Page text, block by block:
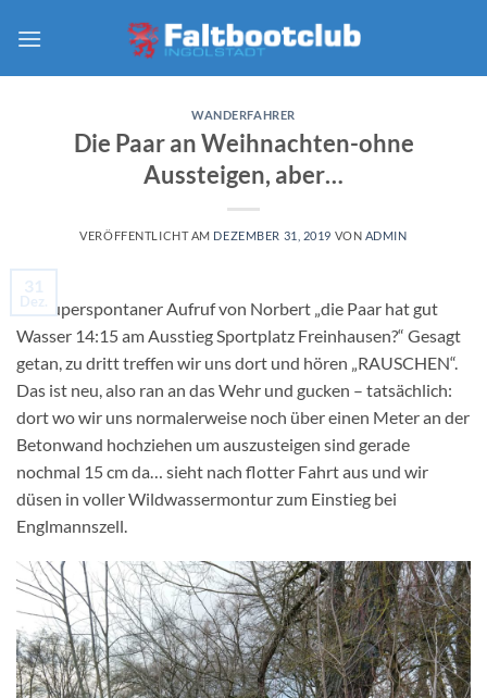
Inhalt
WANDERFAHRER
Die Paar an Weihnachten-ohne
Aussteigen, aber…
VERÖFFENTLICHT AM DEZEMBER 31, 2019 VON ADMIN
31
Dez.
Ein superspontaner Aufruf von Norbert „die Paar hat gut
Wasser 14:15 am Ausstieg Sportplatz Freinhausen?“ Gesagt
getan, zu dritt treffen wir uns dort und hören „RAUSCHEN“.
Das ist neu, also ran an das Wehr und gucken – tatsächlich:
dort wo wir uns normalerweise noch über einen Meter an der
Betonwand hochziehen um auszusteigen sind gerade
nochmal 15 cm da… sieht nach flotter Fahrt aus und wir
düsen in voller Wildwassermontur zum Einstieg bei
Englmannszell.